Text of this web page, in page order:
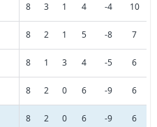
8 3 1 4 -4 10
8 2 1 5 -8 7
8 1 3 4 -5 6
8 2 0 6 -9 6
8 2 0 6 -9 6